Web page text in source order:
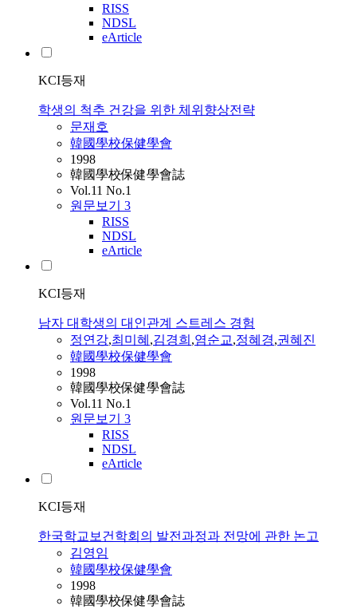
RISS
NDSL
eArticle
KCI등재
학생의 척추 건강을 위한 체위향상전략
문재호
韓國學校保健學會
1998
韓國學校保健學會誌
Vol.11 No.1
원문보기 3
RISS
NDSL
eArticle
KCI등재
남자 대학생의 대인관계 스트레스 경험
정연강,최미혜 ,김경희 ,염순교,정혜경,권혜진
韓國學校保健學會
1998
韓國學校保健學會誌
Vol.11 No.1
원문보기 3
RISS
NDSL
eArticle
KCI등재
한국학교보건학회의 발전과정과 전망에 관한 논고
김영임
韓國學校保健學會
1998
韓國學校保健學會誌